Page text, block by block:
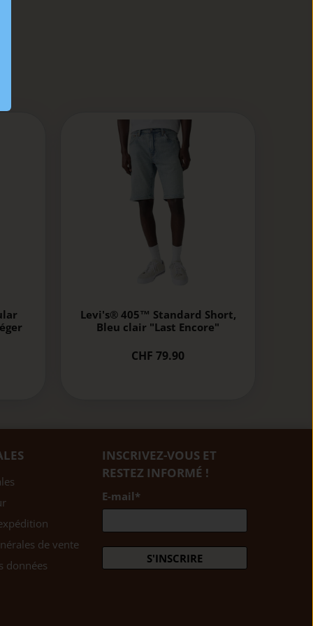
Levi's® 405™ Standard Short,
Bleu clair "Last Encore"
CHF 79.90
de vente
données
INSCRIVEZ-VOUS ET
RESTEZ INFORMÉ !
E-mail*
S'INSCRIRE